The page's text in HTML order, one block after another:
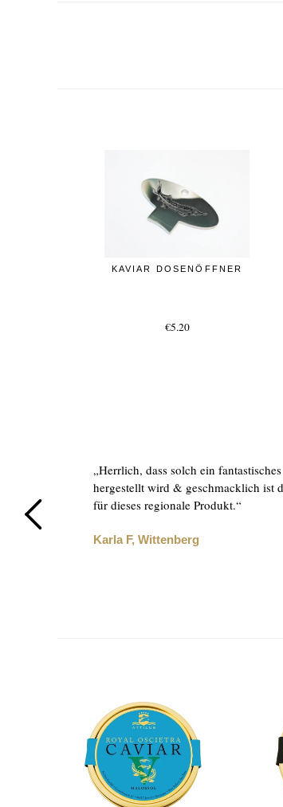
KAVIAR DOSENÖFFNER
€5.20
„Herrlich, dass solch ein
hergestellt wird & geschmacklich ist
für dieses regionale Produkt.“
Karla F, Wittenberg